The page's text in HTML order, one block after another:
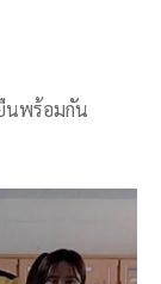
นพร้อมกัน